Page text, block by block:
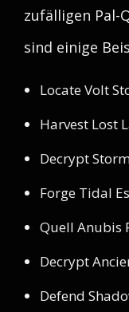
zufälligen Pal-
sind einige
Locate Volt
Harvest Lost
Decrypt
Forge Tidal
Quell Anubis
Decrypt
Defend